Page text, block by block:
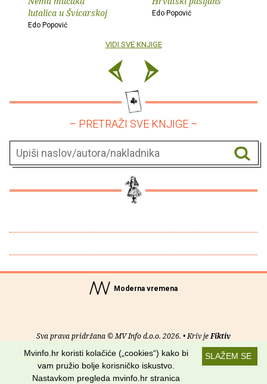
lutalica u Švicarskoj
Edo Popović
Edo Popović
VIDI SVE KNJIGE
– PRETRAŽI SVE KNJIGE –
Moderna vremena
Sva prava pridržana © MV Info d.o.o. 2026. • Kriv jeFiktiv
Uvjeti korištenja RSS kanali
Potraži nas na:
SLAŽEM SE
Mvinfo.hr koristi kolačiće („cookies“) kako bi
vam pružio bolje korisničko iskustvo.
Nastavkom pregleda mvinfo.hr stranica